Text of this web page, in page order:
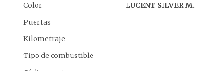
Color
LUCENT SILVER M.
Puertas
Kilometraje
Tipo de combustible